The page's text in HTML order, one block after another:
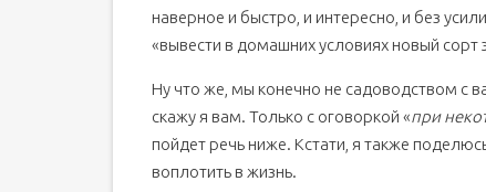
наверное и быстро, и интересно, и без
«вывести в домашних условиях новый сорт
Ну что же, мы конечно не садоводством с
скажу я вам. Только с оговоркой «при
пойдет речь ниже. Кстати, я также
воплотить в жизнь.